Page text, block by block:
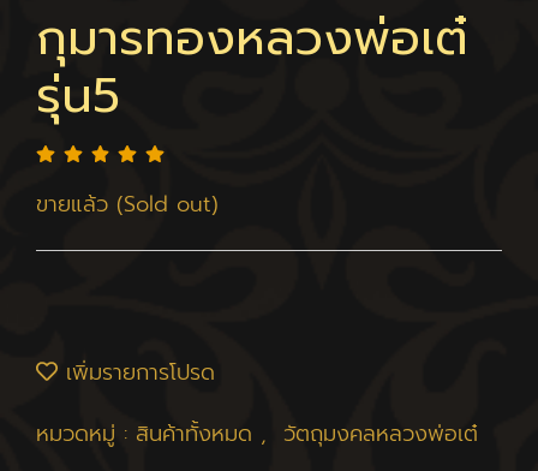
กุมารทองหลวงพ่อเต๋
รุ่น5
ขายแล้ว (Sold out)
เพิ่มรายการโปรด
หมวดหมู่ : สินค้าทั้งหมด , วัตถุมงคลหลวงพ่อเต๋